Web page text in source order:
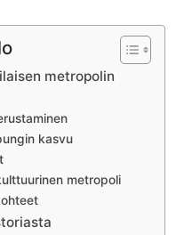
metropolin
kasvu
metropoli